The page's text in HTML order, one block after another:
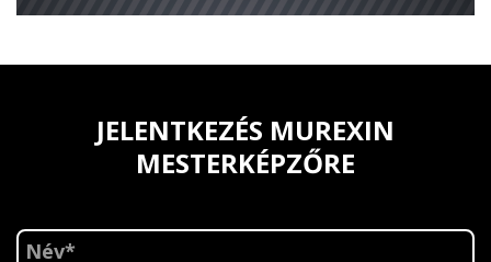
JELENTKEZÉS MUREXIN
MESTERKÉPZŐRE